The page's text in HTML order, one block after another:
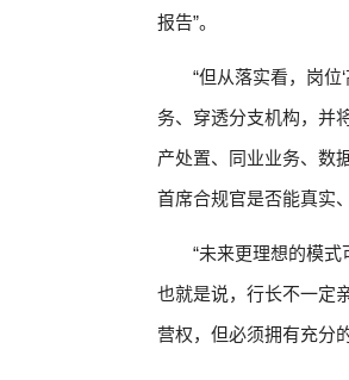
报告”。
“但从落实看，岗位
务、穿透分支机构，并
产处置、同业业务、数
首席合规官是否能真实
“未来更理想的模
也就是说，行长不一定
营权，但必须拥有充分